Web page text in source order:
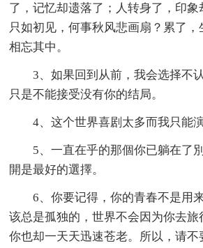
了，记忆却遗落了；人转身了，印
只如初见，何事秋风悲画扇？累了，
相忘其中。
3、如果回到从前，我会选择不认
只是不能接受没有你的结局。
4、这个世界喜剧太多而我只能演
5、一直在乎的那個你已躺在了
開是最好的選擇。
6、你要记得，你的青春不是用
该总是孤独的，世界不会因为你去
你也却一天天迅速苍老。所以，请不